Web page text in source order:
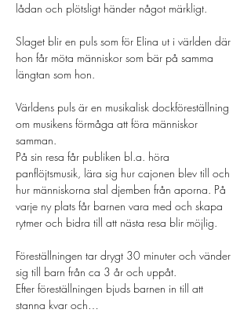
Slaget blir en puls som för Elina ut i världen där
hon får möta människor som bär på samma
Världens puls är en musikalisk dockföreställning
om musikens förmåga att föra människor
På sin resa får publiken bl.a. höra
panflöjtsmusik, lära sig hur cajonen blev till och
hur människorna stal djemben från aporna. På
varje ny plats får barnen vara med och skapa
rytmer och bidra till att nästa resa blir möjlig.
Föreställningen tar drygt 30 minuter och vänder
sig till barn från ca 3 år och uppåt.
Efter föreställningen bjuds barnen in till att
stanna kvar och…